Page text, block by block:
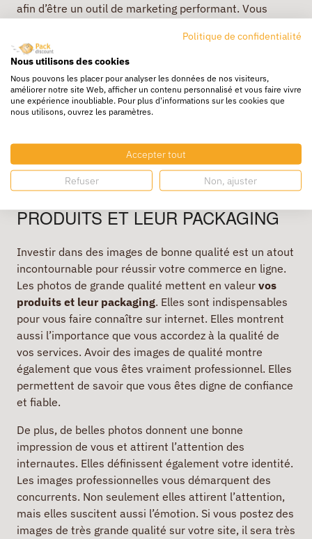
afin d’être un outil de marketing performant. Vous
conséquent vos ventes.
résultats de votre site afin de les améliorer. Créez
régulièrement de nouveaux contenus pour que les
internautes puissent les partager. Tout ceci vous
de recherche de Google.
DES PHOTOS DE QUALITÉ,
METTANT EN VALEUR LES
PRODUITS ET LEUR PACKAGING
Investir dans des images de bonne qualité est un atout
incontournable pour réussir votre commerce en ligne.
Les photos de grande qualité mettent en valeur vos
produits et leur packaging. Elles sont indispensables
pour vous faire connaître sur internet. Elles montrent
aussi l’importance que vous accordez à la qualité de
vos services. Avoir des images de qualité montre
également que vous êtes vraiment professionnel. Elles
permettent de savoir que vous êtes digne de confiance
et fiable.
De plus, de belles photos donnent une bonne
impression de vous et attirent l’attention des
internautes. Elles définissent également votre identité.
Les images professionnelles vous démarquent des
concurrents. Non seulement elles attirent l’attention,
mais elles suscitent aussi l’émotion. Si vous postez des
images de très grande qualité sur votre site, il sera très
Politique de confidentialité
Nous utilisons des cookies
Nous pouvons les placer pour analyser les données de nos visiteurs,
améliorer notre site Web, afficher un contenu personnalisé et vous faire vivre
une expérience inoubliable. Pour plus d'informations sur les cookies que
nous utilisons, ouvrez les paramètres.
Accepter tout
Refuser Non, ajuster